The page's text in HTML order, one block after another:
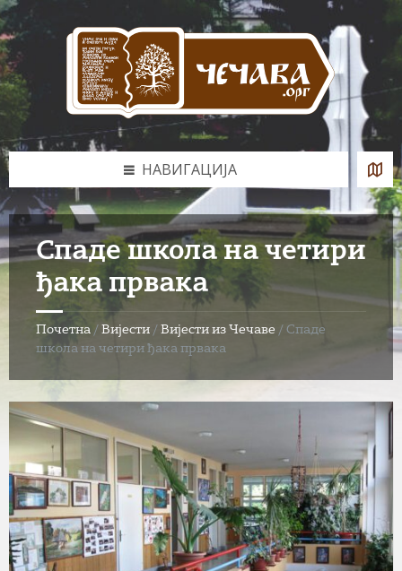
Skip
to
content
Skip
to
left
sidebar
Skip
to
footer
НАВИГАЦИЈА
Спаде школа на четири
ђака првака
Почетна / Вијести / Вијести из Чечаве / Спаде
школа на четири ђака првака